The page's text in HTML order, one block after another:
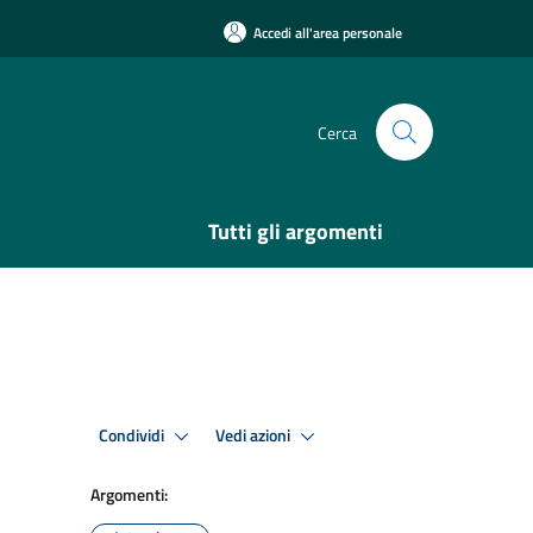
Accedi all'area personale
Cerca
Tutti gli argomenti
Condividi Vedi azioni
Argomenti: